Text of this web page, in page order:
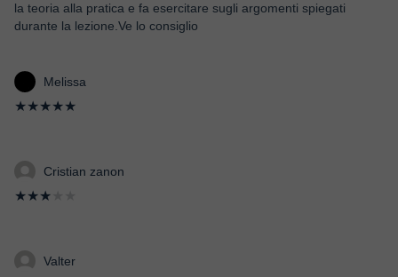
la teoria alla pratica e fa esercitare sugli argomenti spiegati
durante la lezione.Ve lo consiglio
Melissa
★★★★★
Cristian zanon
★★★
Valter